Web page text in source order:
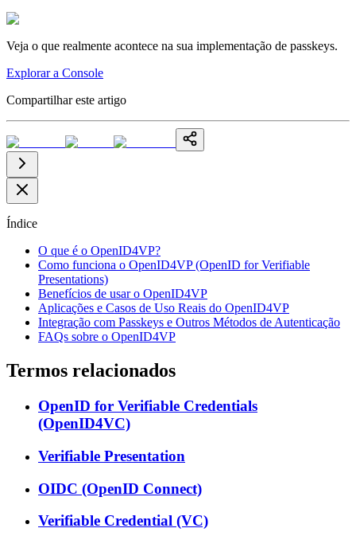
Veja o que realmente acontece na sua implementação de passkeys.
Explorar a Console
Compartilhar este artigo
Índice
O que é o OpenID4VP?
Como funciona o OpenID4VP (OpenID for Verifiable
Presentations)
Benefícios de usar o OpenID4VP
Aplicações e Casos de Uso Reais do OpenID4VP
Integração com Passkeys e Outros Métodos de Autenticação
FAQs sobre o OpenID4VP
Termos relacionados
OpenID for Verifiable Credentials
(OpenID4VC)
Verifiable Presentation
OIDC (OpenID Connect)
Verifiable Credential (VC)